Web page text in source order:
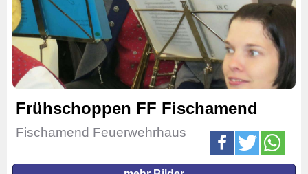
Frühschoppen FF Fischamend
Fischamend Feuerwehrhaus